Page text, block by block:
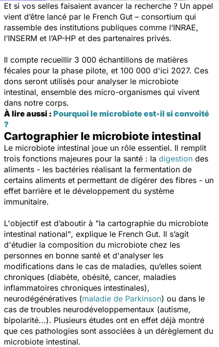
Et si vos selles faisaient avancer la recherche ? Un appel
vient d’être lancé par le French Gut – consortium qui
rassemble des institutions publiques comme l’INRAE,
l’INSERM et l’AP-HP et des partenaires privés.
Il compte recueillir 3 000 échantillons de matières
fécales pour la phase pilote, et 100 000 d'ici 2027. Ces
dons seront utilisés pour analyser le microbiote
intestinal, ensemble des micro-organismes qui vivent
dans notre corps.
À lire aussi : Pourquoi le microbiote est-il si convoité
?
Cartographier le microbiote intestinal
Le microbiote intestinal joue un rôle essentiel. Il remplit
trois fonctions majeures pour la santé : la digestion des
aliments - les bactéries réalisant la fermentation de
certains aliments et permettant de digérer des fibres - un
effet barrière et le développement du système
immunitaire.
L'objectif est d’aboutir à "la cartographie du microbiote
intestinal national", explique le French Gut. Il s’agit
d'étudier la composition du microbiote chez les
personnes en bonne santé et d'analyser les
modifications dans le cas de maladies, qu’elles soient
chroniques (diabète, obésité, cancer, maladies
inflammatoires chroniques intestinales),
neurodégénératives (maladie de Parkinson) ou dans le
cas de troubles neurodéveloppementaux (autisme,
bipolarité...). Plusieurs études ont en effet déjà montré
que ces pathologies sont associées à un dérèglement du
microbiote intestinal.